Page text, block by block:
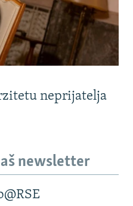
neprijatelja
newsletter